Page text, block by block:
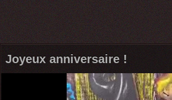
Joyeux anniversaire !